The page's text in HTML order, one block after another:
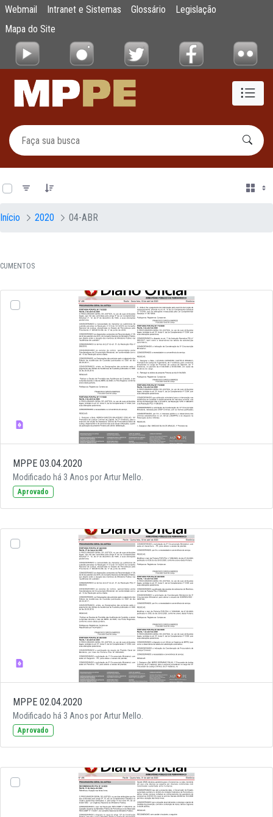
Pular para o Conteúdo principal
Documentos
Webmail Intranet e Sistemas Glossário
Legislação
Mapa do Site
Início 2020 04-ABR
MPPE 03.04.2020
Modificado há 3 Anos por Artur Mello.
Aprovado
MPPE 02.04.2020
Modificado há 3 Anos por Artur Mello.
Aprovado